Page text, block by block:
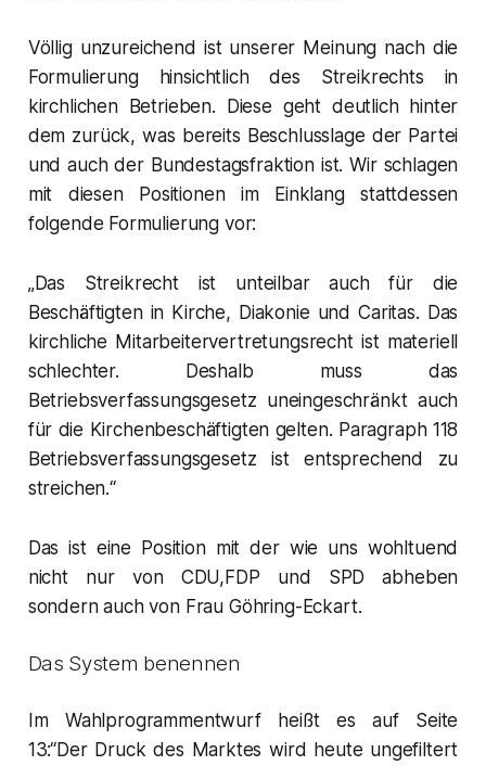
Völlig unzureichend ist unserer Meinung nach die
Formulierung hinsichtlich des Streikrechts in
kirchlichen Betrieben. Diese geht deutlich hinter
dem zurück, was bereits Beschlusslage der Partei
und auch der Bundestagsfraktion ist. Wir schlagen
mit diesen Positionen im Einklang stattdessen
folgende Formulierung vor:
„Das Streikrecht ist unteilbar auch für die
Beschäftigten in Kirche, Diakonie und Caritas. Das
kirchliche Mitarbeitervertretungsrecht ist materiell
schlechter. Deshalb muss das
Betriebsverfassungsgesetz uneingeschränkt auch
für die Kirchenbeschäftigten gelten. Paragraph 118
Betriebsverfassungsgesetz ist entsprechend zu
streichen.“
Das ist eine Position mit der wie uns wohltuend
nicht nur von CDU,FDP und SPD abheben
sondern auch von Frau Göhring-Eckart.
Das System benennen
Im Wahlprogrammentwurf heißt es auf Seite
13:“Der Druck des Marktes wird heute ungefiltert